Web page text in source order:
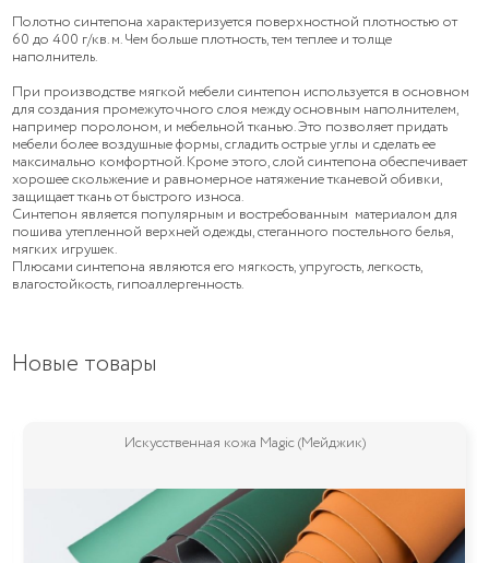
Полотно синтепона характеризуется поверхностной плотностью от
60 до 400 г/кв. м. Чем больше плотность, тем теплее и толще
наполнитель.
При производстве мягкой мебели синтепон используется в основном
для создания промежуточного слоя между основным наполнителем,
например поролоном, и мебельной тканью. Это позволяет придать
мебели более воздушные формы, сгладить острые углы и сделать ее
максимально комфортной. Кроме этого, слой синтепона обеспечивает
хорошее скольжение и равномерное натяжение тканевой обивки,
защищает ткань от быстрого износа.
Синтепон является популярным и востребованным материалом для
пошива утепленной верхней одежды, стеганного постельного белья,
мягких игрушек.
Плюсами синтепона являются его мягкость, упругость, легкость,
влагостойкость, гипоаллергенность.
Новые товары
Искусственная кожа Magic (Мейджик)